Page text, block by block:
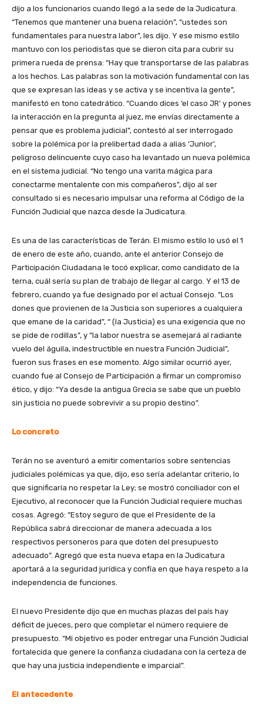
dijo a los funcionarios cuando llegó a la sede de la Judicatura.
“Tenemos que mantener una buena relación”, “ustedes son
fundamentales para nuestra labor”, les dijo. Y ese mismo estilo
mantuvo con los periodistas que se dieron cita para cubrir su
primera rueda de prensa: “Hay que transportarse de las palabras
a los hechos. Las palabras son la motivación fundamental con las
que se expresan las ideas y se activa y se incentiva la gente”,
manifestó en tono catedrático. “Cuando dices ‘el caso JR’ y pones
la interacción en la pregunta al juez, me envías directamente a
pensar que es problema judicial”, contestó al ser interrogado
sobre la polémica por la prelibertad dada a alias ‘Junior’,
peligroso delincuente cuyo caso ha levantado un nueva polémica
en el sistema judicial. “No tengo una varita mágica para
conectarme mentalente con mis compañeros”, dijo al ser
consultado si es necesario impulsar una reforma al Código de la
Función Judicial que nazca desde la Judicatura.
Es una de las características de Terán. El mismo estilo lo usó el 1
de enero de este año, cuando, ante el anterior Consejo de
Participación Ciudadana le tocó explicar, como candidato de la
terna, cuál sería su plan de trabajo de llegar al cargo. Y el 13 de
febrero, cuando ya fue designado por el actual Consejo. “Los
dones que provienen de la Justicia son superiores a cualquiera
que emane de la caridad”, “ (la Justicia) es una exigencia que no
se pide de rodillas”, y “la labor nuestra se asemejará al radiante
vuelo del águila, indestructible en nuestra Función Judicial”,
fueron sus frases en ese momento. Algo similar ocurrió ayer,
cuando fue al Consejo de Participación a firmar un compromiso
ético, y dijo: “Ya desde la antigua Grecia se sabe que un pueblo
sin justicia no puede sobrevivir a su propio destino”.
Lo concreto
Terán no se aventuró a emitir comentarios sobre sentencias
judiciales polémicas ya que, dijo, eso sería adelantar criterio, lo
que significaría no respetar la Ley; se mostró conciliador con el
Ejecutivo, al reconocer que la Función Judicial requiere muchas
cosas. Agregó: “Estoy seguro de que el Presidente de la
República sabrá direccionar de manera adecuada a los
respectivos personeros para que doten del presupuesto
adecuado”. Agregó que esta nueva etapa en la Judicatura
aportará a la seguridad jurídica y confía en que haya respeto a la
independencia de funciones.
El nuevo Presidente dijo que en muchas plazas del país hay
déficit de jueces, pero que completar el número requiere de
presupuesto. “Mi objetivo es poder entregar una Función Judicial
fortalecida que genere la confianza ciudadana con la certeza de
que hay una justicia independiente e imparcial”.
El antecedente